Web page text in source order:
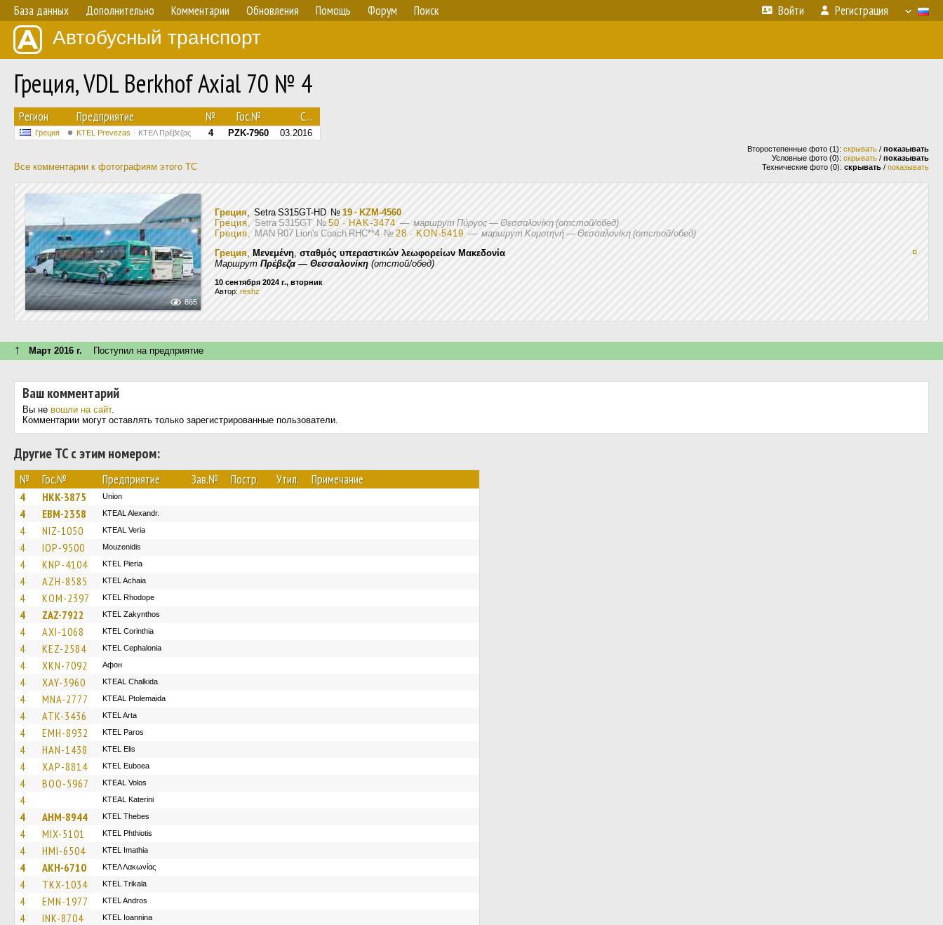
База данных Дополнительно Комментарии Обновления Помощь Форум Поиск Войти Регистрация
Автобусный транспорт
Греция, VDL Berkhof Axial 70 № 4
Регион Предприятие № Гос.№ С...
Греция KTEL Prevezas ΚΤΕΛ Πρέβεζας 4 PZK-7960 03.2016
Все комментарии к фотографиям этого ТС
Второстепенные фото (1): скрывать / показывать
Условные фото (0): скрывать / показывать
Технические фото (0): скрывать / показывать
865
Греция, Setra S315GT-HD № 19 · KZM-4560
Греция, Setra S315GT № 50 · HAK-3474 — маршрут Πύργος — Θεσσαλονίκη (отстой/обед)
Греция, MAN R07 Lion's Coach RHC**4 № 28 · KON-5419 — маршрут Κομοτηνή — Θεσσαλονίκη (отстой/обед)
Греция, Μενεμένη, σταθμός υπεραστικών λεωφορείων Μακεδονία
Маршрут Πρέβεζα — Θεσσαλονίκη (отстой/обед)
10 сентября 2024 г., вторник
Автор: reshz
¤
↑ Март 2016 г. Поступил на предприятие
Ваш комментарий
Вы не вошли на сайт.
Комментарии могут оставлять только зарегистрированные пользователи.
Другие ТС с этим номером:
№ Гос.№ Предприятие Зав.№ Постр. Утил. Примечание
4 HKK-3875 Union
4 EBM-2358 KTEAL Alexandr.
4 NIZ-1050 KTEAL Veria
4 IOP-9500 Mouzenidis
4 KNP-4104 KTEL Pieria
4 AZH-8585 KTEL Achaia
4 KOM-2397 KTEL Rhodope
4 ZAZ-7922 KTEL Zakynthos
4 AXI-1068 KTEL Corinthia
4 KEZ-2584 KTEL Cephalonia
4 XKN-7092 Афон
4 XAY-3960 KTEAL Chalkida
4 MNA-2777 KTEAL Ptolemaida
4 ATK-3436 KTEL Arta
4 EMH-8932 KTEL Paros
4 HAN-1438 KTEL Elis
4 XAP-8814 ΚΤΕL Euboea
4 BOO-5967 KTEAL Volos
4 KTEAL Katerini
4 AHM-8944 KTEL Thebes
4 MIX-5101 ΚΤΕL Phthiotis
4 HMI-6504 KTEL Imathia
4 AKH-6710 ΚΤΕΛ Λακωνίας
4 TKX-1034 ΚΤΕL Τrikala
4 EMN-1977 KTEL Andros
4 INK-8704 KTEL Ioannina